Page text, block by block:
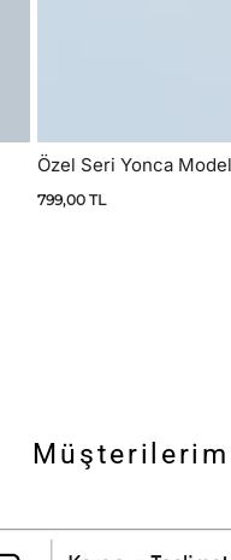
Özel Seri Yonca
799,00 TL